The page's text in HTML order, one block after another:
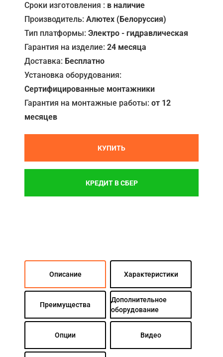
Где купить
Отзывы
Сроки изготовления : в наличие
Производитель: Алютех (Белоруссия)
Тип платформы: Электро - гидравлическая
Гарантия на изделие: 24 месяца
Доставка: Бесплатно
Установка оборудования:
Сертифицированные монтажники
Гарантия на монтажные работы: от 12
месяцев
КУПИТЬ
КРЕДИТ В СБЕР
Описание Характеристики
Преимущества
Дополнительное
оборудование
Опции Видео